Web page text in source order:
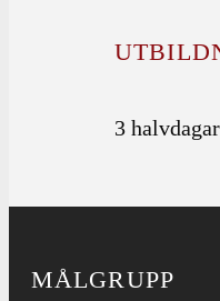
3 halvdagar
MÅLGRUPP